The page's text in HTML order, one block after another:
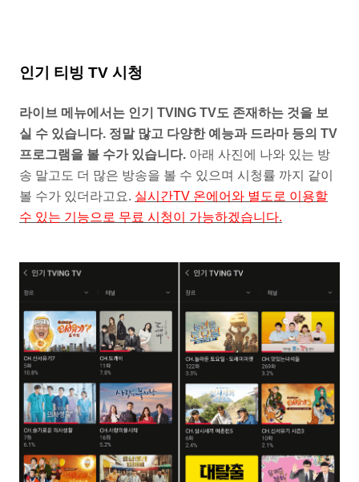
인기 티빙 TV 시청
라이브 메뉴에서는 인기 TVING TV도 존재하는 것을 보
실 수 있습니다. 정말 많고 다양한 예능과 드라마 등의 TV
프로그램을 볼 수가 있습니다. 아래 사진에 나와 있는 방
송 말고도 더 많은 방송을 볼 수 있으며 시청률 까지 같이
볼 수가 있더라고요. 실시간TV 온에어와 별도로 이용할
수 있는 기능으로 무료 시청이 가능하겠습니다.